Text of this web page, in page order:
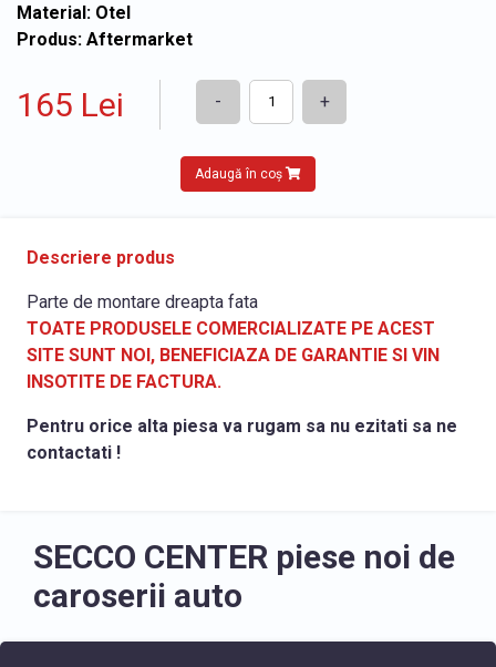
Material: Otel
Produs: Aftermarket
165 Lei - +
Adaugă în coș
Descriere produs
Parte de montare dreapta fata
TOATE PRODUSELE COMERCIALIZATE PE ACEST
SITE SUNT NOI, BENEFICIAZA DE GARANTIE SI VIN
INSOTITE DE FACTURA.
Pentru orice alta piesa va rugam sa nu ezitati sa ne
contactati !
SECCO CENTER piese noi de
caroserii auto